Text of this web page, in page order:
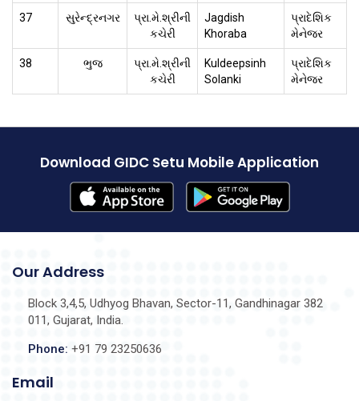
37 સુરેન્દ્રનગર
પ્રા.મે.શ્રીની
કચેરી
Jagdish
Khoraba
પ્રાદેશિક
મેનેજર
38 ભુજ
પ્રા.મે.શ્રીની
કચેરી
Kuldeepsinh
Solanki
પ્રાદેશિક
મેનેજર
Download GIDC Setu Mobile Application
Our Address
Block 3,4,5, Udhyog Bhavan, Sector-11, Gandhinagar 382
011, Gujarat, India.
Phone: +91 79 23250636
Email